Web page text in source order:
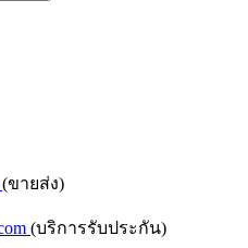
(ขายส่ง)
(บริการรับประกัน)